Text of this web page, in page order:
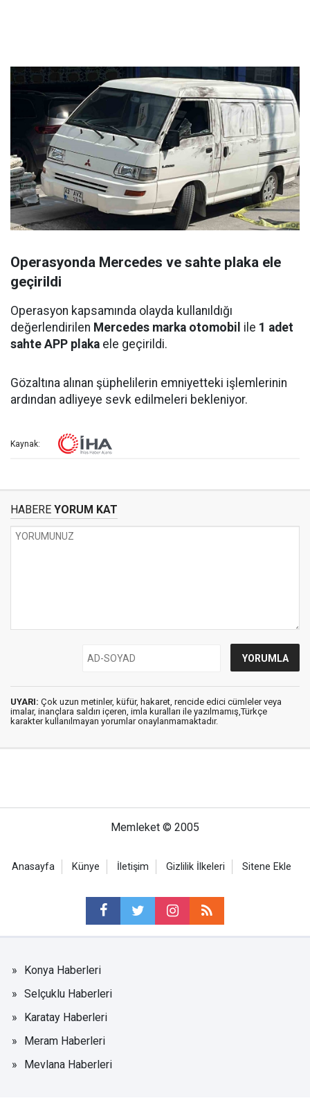
Operasyonda Mercedes ve sahte plaka ele
geçirildi
Operasyon kapsamında olayda kullanıldığı
değerlendirilen Mercedes marka otomobil ile 1 adet
sahte APP plaka ele geçirildi.
Gözaltına alınan şüphelilerin emniyetteki işlemlerinin
ardından adliyeye sevk edilmeleri bekleniyor.
Kaynak:
HABERE YORUM KAT
UYARI: Çok uzun metinler, küfür, hakaret, rencide edici cümleler veya
imalar, inançlara saldırı içeren, imla kuralları ile yazılmamış,Türkçe
karakter kullanılmayan yorumlar onaylanmamaktadır.
Memleket © 2005
Anasayfa Künye İletişim Gizlilik İlkeleri Sitene Ekle
Konya Haberleri
Selçuklu Haberleri
Karatay Haberleri
Meram Haberleri
Mevlana Haberleri